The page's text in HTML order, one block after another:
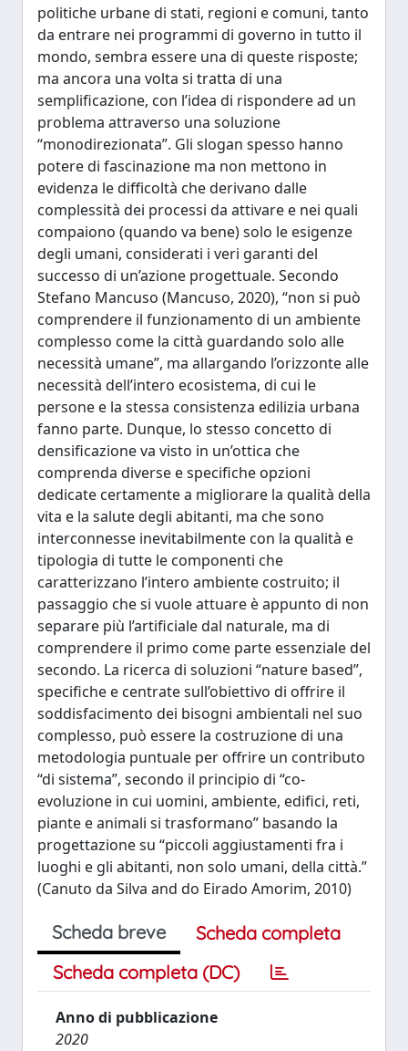
politiche urbane di stati, regioni e comuni, tanto
da entrare nei programmi di governo in tutto il
mondo, sembra essere una di queste risposte;
ma ancora una volta si tratta di una
semplificazione, con l’idea di rispondere ad un
problema attraverso una soluzione
“monodirezionata”. Gli slogan spesso hanno
potere di fascinazione ma non mettono in
evidenza le difficoltà che derivano dalle
complessità dei processi da attivare e nei quali
compaiono (quando va bene) solo le esigenze
degli umani, considerati i veri garanti del
successo di un’azione progettuale. Secondo
Stefano Mancuso (Mancuso, 2020), “non si può
comprendere il funzionamento di un ambiente
complesso come la città guardando solo alle
necessità umane”, ma allargando l’orizzonte alle
necessità dell’intero ecosistema, di cui le
persone e la stessa consistenza edilizia urbana
fanno parte. Dunque, lo stesso concetto di
densificazione va visto in un’ottica che
comprenda diverse e specifiche opzioni
dedicate certamente a migliorare la qualità della
vita e la salute degli abitanti, ma che sono
interconnesse inevitabilmente con la qualità e
tipologia di tutte le componenti che
caratterizzano l’intero ambiente costruito; il
passaggio che si vuole attuare è appunto di non
separare più l’artificiale dal naturale, ma di
comprendere il primo come parte essenziale del
secondo. La ricerca di soluzioni “nature based”,
specifiche e centrate sull’obiettivo di offrire il
soddisfacimento dei bisogni ambientali nel suo
complesso, può essere la costruzione di una
metodologia puntuale per offrire un contributo
“di sistema”, secondo il principio di “co-
evoluzione in cui uomini, ambiente, edifici, reti,
piante e animali si trasformano” basando la
progettazione su “piccoli aggiustamenti fra i
luoghi e gli abitanti, non solo umani, della città.”
(Canuto da Silva and do Eirado Amorim, 2010)
Scheda breve
Scheda completa
Scheda completa (DC)
Anno di pubblicazione
2020